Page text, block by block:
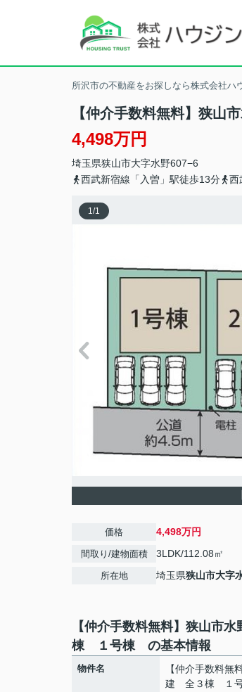
所沢市の不動産をお探しなら株式会社ハ
【仲介手数料無料】狭
4,498万円
埼玉県狭山市大字水野607−6
西武新宿線「入曽」駅徒歩13分
西
1/1
価格 4,498万円
間取り/建物面積 3LDK/112.08㎡
所在地 埼玉県狭山市大字
【仲介手数料無料】狭山市
棟 １号棟 の基本情報
物件名
【仲介手数料
建 全３棟 １